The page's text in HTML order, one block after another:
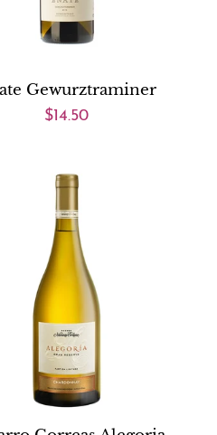
Gewurztraminer
$14.50